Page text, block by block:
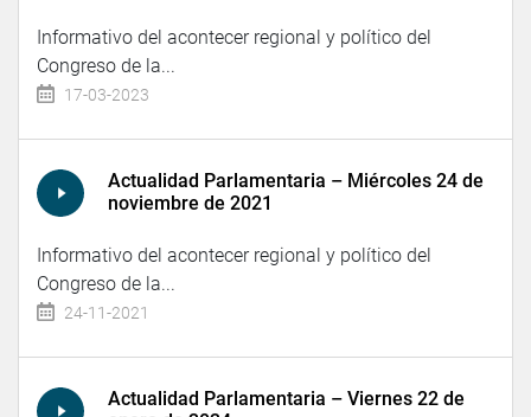
Informativo del acontecer regional y político del
Congreso de la...
17-03-2023
Actualidad Parlamentaria – Miércoles 24 de
noviembre de 2021
Informativo del acontecer regional y político del
Congreso de la...
24-11-2021
Actualidad Parlamentaria – Viernes 22 de